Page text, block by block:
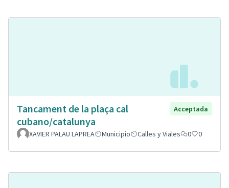
Tancament de la plaça cal
cubano/catalunya
Acceptada
XAVIER PALAU LAPREA Municipio Calles y Viales 0 0